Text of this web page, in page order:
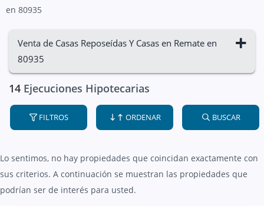
en 80935
Venta de Casas Reposeídas Y Casas en Remate en
80935
14 Ejecuciones Hipotecarias
FILTROS ORDENAR BUSCAR
Lo sentimos, no hay propiedades que coincidan exactamente con
sus criterios. A continuación se muestran las propiedades que
podrían ser de interés para usted.